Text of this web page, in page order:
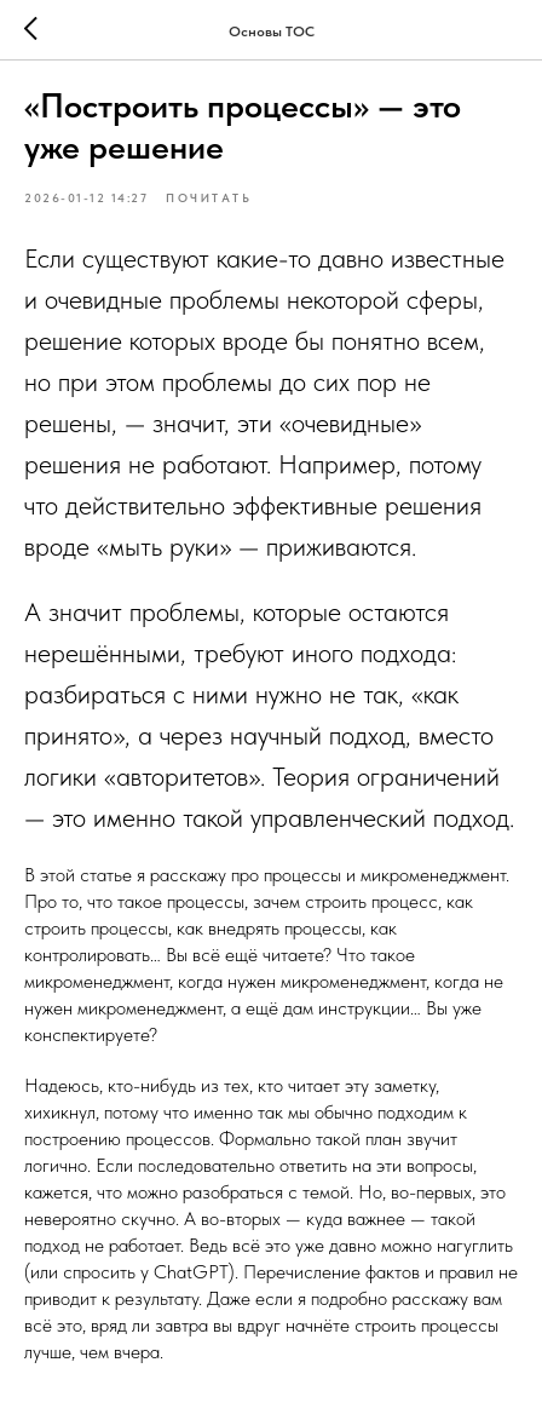
Основы ТОС
«Построить процессы» — это
уже решение
2026-01-12 14:27 ПОЧИТАТЬ
Если существуют какие-то давно известные
и очевидные проблемы некоторой сферы,
решение которых вроде бы понятно всем,
но при этом проблемы до сих пор не
решены, — значит, эти «очевидные»
решения не работают. Например, потому
что действительно эффективные решения
вроде «мыть руки» — приживаются.
А значит проблемы, которые остаются
нерешёнными, требуют иного подхода:
разбираться с ними нужно не так, «как
принято», а через научный подход, вместо
логики «авторитетов». Теория ограничений
— это именно такой управленческий подход.
В этой статье я расскажу про процессы и микроменеджмент.
Про то, что такое процессы, зачем строить процесс, как
строить процессы, как внедрять процессы, как
контролировать… Вы всё ещё читаете? Что такое
микроменеджмент, когда нужен микроменеджмент, когда не
нужен микроменеджмент, а ещё дам инструкции… Вы уже
конспектируете?
Надеюсь, кто-нибудь из тех, кто читает эту заметку,
хихикнул, потому что именно так мы обычно подходим к
построению процессов. Формально такой план звучит
логично. Если последовательно ответить на эти вопросы,
кажется, что можно разобраться с темой. Но, во-первых, это
невероятно скучно. А во-вторых — куда важнее — такой
подход не работает. Ведь всё это уже давно можно нагуглить
(или спросить у ChatGPT). Перечисление фактов и правил не
приводит к результату. Даже если я подробно расскажу вам
всё это, вряд ли завтра вы вдруг начнёте строить процессы
лучше, чем вчера.